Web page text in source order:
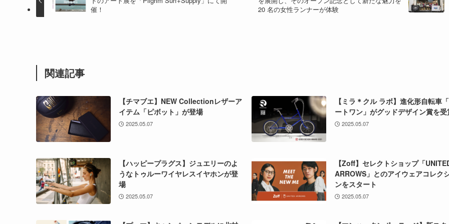
催！
20 名の女性ランナーが体験
関連記事
【チマブエ】NEW Collectionレザーア
イテム「ピボット」が登場
2025.05.07
【ミラ＊クル ラボ】進化形自転車
ートワン」がグッドデザイン賞を受
2025.05.07
【ハッピープラグス】ジュエリーのよ
うなトゥルーワイヤレスイヤホンが登
場
2025.05.07
【Zoff】セレクトショップ「
ARROWS」とのアイウェアコレク
ンをスタート
2025.05.07